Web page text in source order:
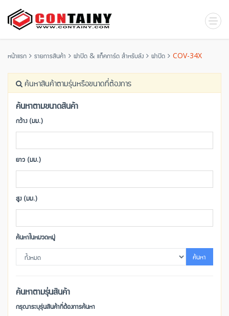
หน้าแรก รายการสินค้า ฝาปิด & แท็คการ์ด สำหรับลัง ฝาปิด COV-34X
ค้นหาสินค้าตามรุ่นหรือขนาดที่ต้องการ
ค้นหาตามขนาดสินค้า
กว้าง (มม.)
ยาว (มม.)
สูง (มม.)
ค้นหาในหมวดหมู่
ค้นหา
ค้นหาตามรุ่นสินค้า
กรุณาระบุรุ่นสินค้าที่ต้องการค้นหา